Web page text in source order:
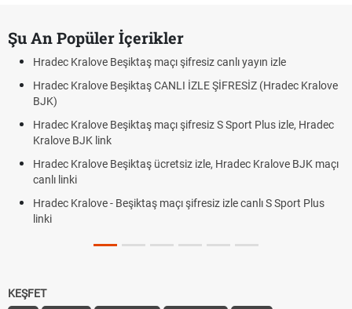
Şu An Popüler İçerikler
Hradec Kralove Beşiktaş maçı şifresiz canlı yayın izle
Hradec Kralove Beşiktaş CANLI İZLE ŞİFRESİZ (Hradec Kralove
BJK)
Hradec Kralove Beşiktaş maçı şifresiz S Sport Plus izle, Hradec
Kralove BJK link
Hradec Kralove Beşiktaş ücretsiz izle, Hradec Kralove BJK maçı
canlı linki
Hradec Kralove - Beşiktaş maçı şifresiz izle canlı S Sport Plus
linki
KEŞFET